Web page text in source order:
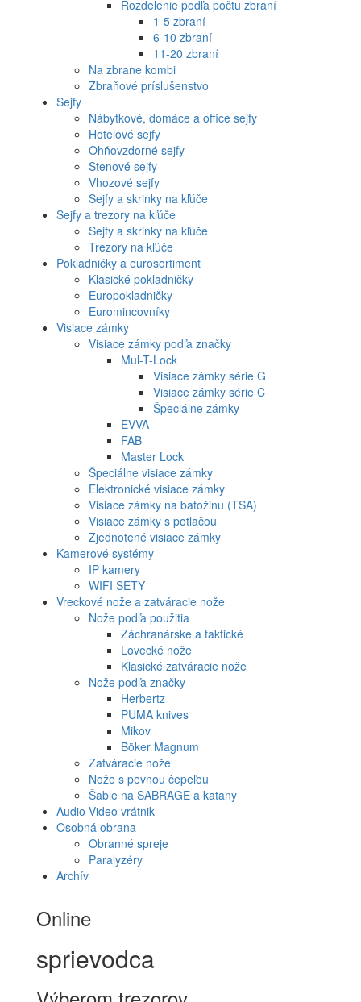
Rozdelenie podľa počtu zbraní
1-5 zbraní
6-10 zbraní
11-20 zbraní
Na zbrane kombi
Zbraňové príslušenstvo
Sejfy
Nábytkové, domáce a office sejfy
Hotelové sejfy
Ohňovzdorné sejfy
Stenové sejfy
Vhozové sejfy
Sejfy a skrinky na kľúče
Sejfy a trezory na kľúče
Sejfy a skrinky na kľúče
Trezory na kľúče
Pokladničky a eurosortiment
Klasické pokladničky
Europokladničky
Euromincovníky
Visiace zámky
Visiace zámky podľa značky
Mul-T-Lock
Visiace zámky série G
Visiace zámky série C
Špeciálne zámky
EVVA
FAB
Master Lock
Špeciálne visiace zámky
Elektronické visiace zámky
Visiace zámky na batožinu (TSA)
Visiace zámky s potlačou
Zjednotené visiace zámky
Kamerové systémy
IP kamery
WIFI SETY
Vreckové nože a zatváracie nože
Nože podľa použitia
Záchranárske a taktické
Lovecké nože
Klasické zatváracie nože
Nože podľa značky
Herbertz
PUMA knives
Mikov
Böker Magnum
Zatváracie nože
Nože s pevnou čepeľou
Šable na SABRAGE a katany
Audio-Video vrátnik
Osobná obrana
Obranné spreje
Paralyzéry
Archív
Online
sprievodca